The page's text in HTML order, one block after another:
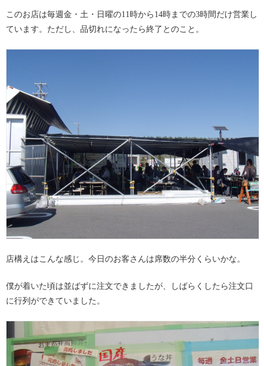
このお店は毎週金・土・日曜の11時から14時までの3時間だけ営業し
ています。ただし、品切れになったら終了とのこと。
店構えはこんな感じ。今日のお客さんは席数の半分くらいかな。
僕が着いた頃は並ばずに注文できましたが、しばらくしたら注文口
に行列ができていました。